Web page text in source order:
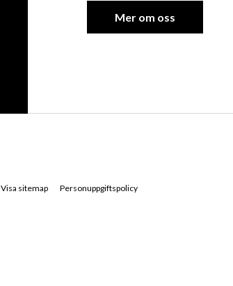
Mer om oss
Visa sitemap Personuppgiftspolicy